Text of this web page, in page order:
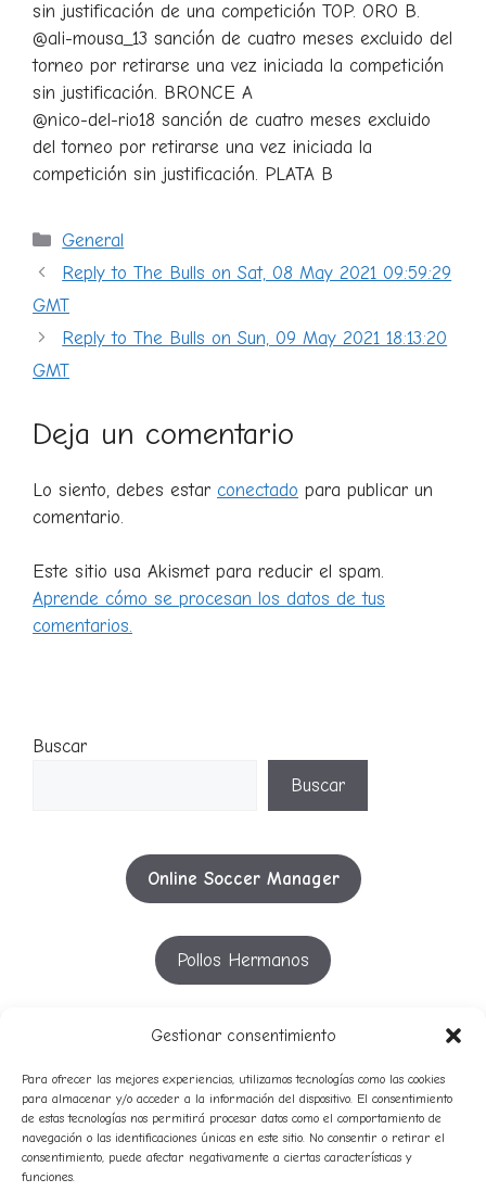
Gestionar consentimiento
Para ofrecer las mejores experiencias, utilizamos tecnologías como las cookies
para almacenar y/o acceder a la información del dispositivo. El consentimiento
de estas tecnologías nos permitirá procesar datos como el comportamiento de
navegación o las identificaciones únicas en este sitio. No consentir o retirar el
consentimiento, puede afectar negativamente a ciertas características y
funciones.
sin justificación de una competición TOP. ORO B.
@ali-mousa_13 sanción de cuatro meses excluido del
torneo por retirarse una vez iniciada la competición
sin justificación. BRONCE A
@nico-del-rio18 sanción de cuatro meses excluido
del torneo por retirarse una vez iniciada la
competición sin justificación. PLATA B
Categorías
General
Reply to The Bulls on Sat, 08 May 2021 09:59:29
GMT
Reply to The Bulls on Sun, 09 May 2021 18:13:20
GMT
Deja un comentario
Lo siento, debes estar conectado para publicar un
comentario.
Este sitio usa Akismet para reducir el spam.
Aprende cómo se procesan los datos de tus
comentarios.
Buscar
Buscar
Online Soccer Manager
Pollos Hermanos
YouTube
49º 50º 51º 52º 53º 54º 55º 56º 57º 58º
59º
audio